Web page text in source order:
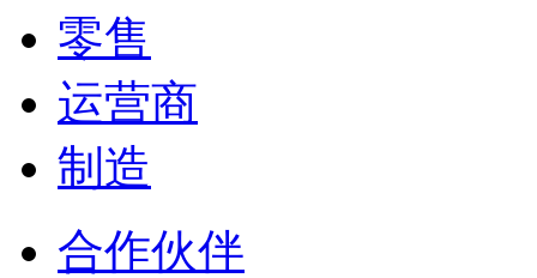
零售
运营商
制造
合作伙伴